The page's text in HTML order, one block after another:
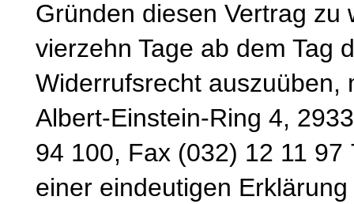
Gründen diesen Vertrag
vierzehn Tage ab dem Tag
Widerrufsrecht auszuüben,
Albert-Einstein-Ring 4,
94 100, Fax (032) 12 11
einer eindeutigen